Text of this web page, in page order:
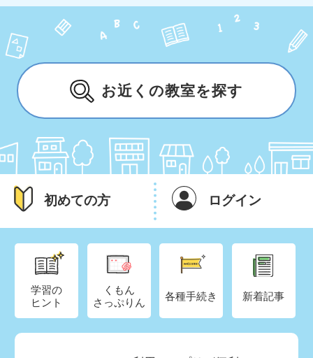
お近くの教室を探す
初めての方 ログイン
学習の
ヒント
くもん
さっぷりん
各種手続き 新着記事